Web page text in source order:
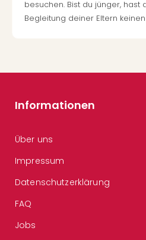
besuchen. Bist du jünger, hast
Begleitung deiner Eltern keinen
Informationen
Über uns
Impressum
Datenschutzerklärung
FAQ
Jobs